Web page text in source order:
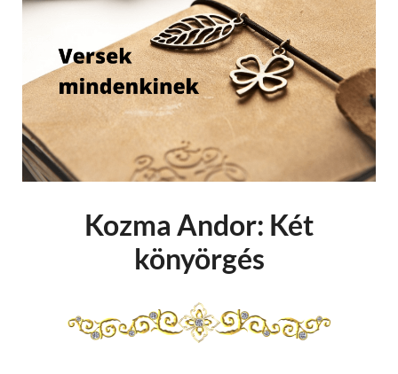
Kozma Andor: Két
könyörgés